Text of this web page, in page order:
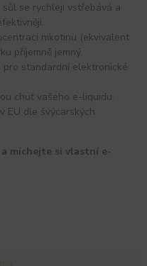
sůl se rychleji vstřebává a
nikotinu (ekvivalent
příjemně jemný.
pro standardní elektronické
chuť vašeho e-liquidu.
EU dle švýcarských
míchejte si vlastní e-